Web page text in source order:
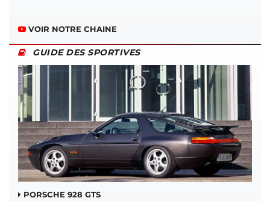
VOIR NOTRE CHAINE
GUIDE DES SPORTIVES
PORSCHE 928 GTS